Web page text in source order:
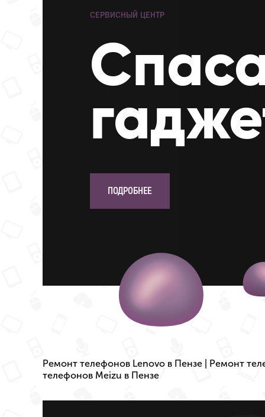
СЕРВИСНЫЙ ЦЕНТР
ПОДРОБНЕЕ
Ремонт телефонов Lenovo в Пензе
Ремонт
телефонов Meizu в Пензе